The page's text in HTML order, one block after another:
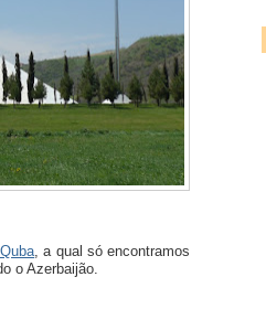
, a qual só encontramos
o Azerbaijão.